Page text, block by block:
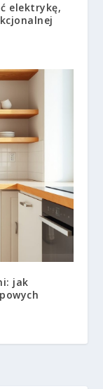
elektrykę,
jak